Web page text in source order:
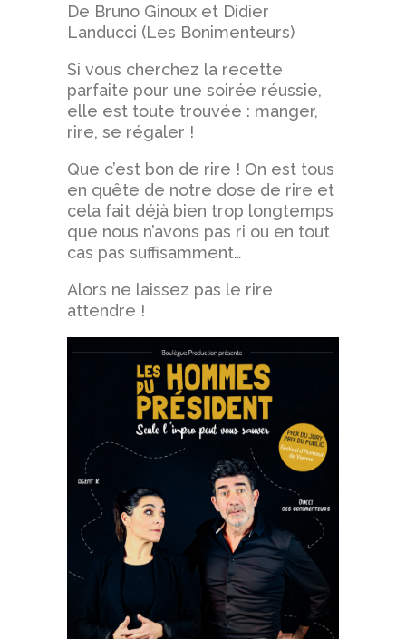
De Bruno Ginoux et Didier
Landucci (Les Bonimenteurs)
Si vous cherchez la recette
parfaite pour une soirée réussie,
elle est toute trouvée : manger,
rire, se régaler !
Que c’est bon de rire ! On est tous
en quête de notre dose de rire et
cela fait déjà bien trop longtemps
que nous n’avons pas ri ou en tout
cas pas suffisamment…
Alors ne laissez pas le rire
attendre !